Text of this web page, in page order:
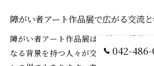
障がい者アート作品展で広がる交流
障がい者アート作品展は、単なる鑑賞
なる背景を持つ人々が交流し学び合う
042-486-